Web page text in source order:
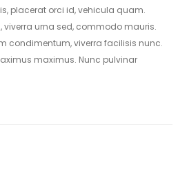
placerat orci id, vehicula quam.
viverra urna sed, commodo mauris.
condimentum, viverra facilisis nunc.
maximus. Nunc pulvinar